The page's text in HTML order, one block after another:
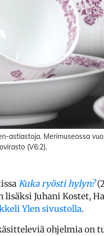
astiastoja. Merimuseossa
(V6:2).
Kuka ryösti hylyn?
Juhani Kostet,
Ylen sivustolla.
ohjelmia on